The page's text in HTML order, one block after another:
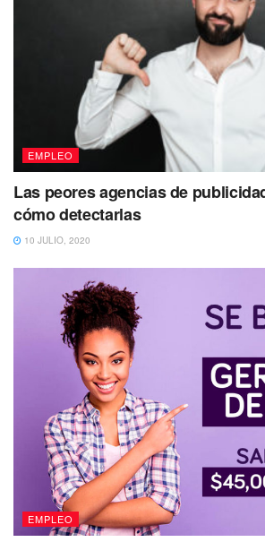
EMPLEO
Las peores agencias de
cómo detectarlas
10 JULIO, 2020
EMPLEO